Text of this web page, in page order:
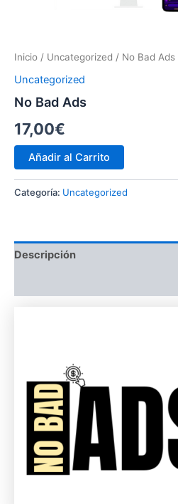
Inicio / Uncategorized / No Bad Ads
Uncategorized
No Bad Ads
17,00€
Añadir al Carrito
Categoría: Uncategorized
Descripción